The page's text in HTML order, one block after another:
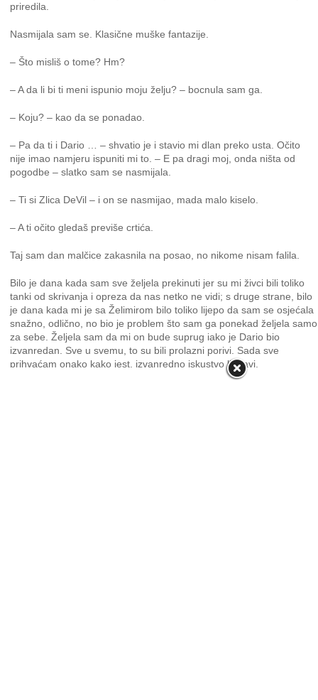
priredila.
Nasmijala sam se. Klasične muške fantazije.
– Što misliš o tome? Hm?
– A da li bi ti meni ispunio moju želju? – bocnula sam ga.
– Koju? – kao da se ponadao.
– Pa da ti i Dario … – shvatio je i stavio mi dlan preko usta. Očito
nije imao namjeru ispuniti mi to. – E pa dragi moj, onda ništa od
pogodbe – slatko sam se nasmijala.
– Ti si Zlica DeVil – i on se nasmijao, mada malo kiselo.
– A ti očito gledaš previše crtića.
Taj sam dan malčice zakasnila na posao, no nikome nisam falila.
Bilo je dana kada sam sve željela prekinuti jer su mi živci bili toliko
tanki od skrivanja i opreza da nas netko ne vidi; s druge strane, bilo
je dana kada mi je sa Želimirom bilo toliko lijepo da sam se osjećala
snažno, odlično, no bio je problem što sam ga ponekad željela samo
za sebe. Željela sam da mi on bude suprug iako je Dario bio
izvanredan. Sve u svemu, to su bili prolazni porivi. Sada sve
prihvaćam onako kako jest, izvanredno iskustvo ljubavi.